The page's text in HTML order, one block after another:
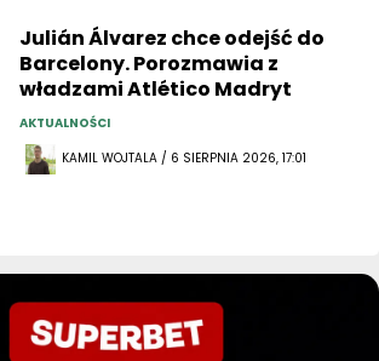
Julián Álvarez chce odejść do
Barcelony. Porozmawia z
władzami Atlético Madryt
AKTUALNOŚCI
KAMIL WOJTALA / 6 SIERPNIA 2026, 17:01